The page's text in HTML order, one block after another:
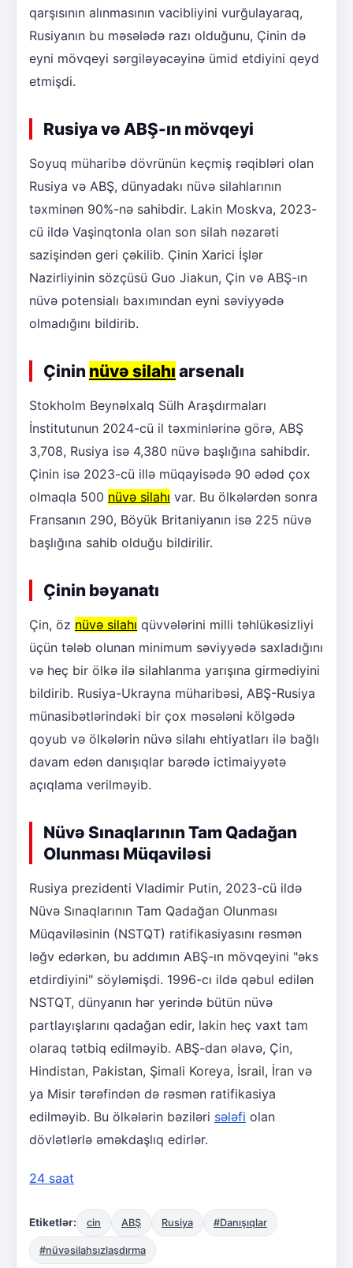
qarşısının alınmasının vacibliyini vurğulayaraq,
Rusiyanın bu məsələdə razı olduğunu, Çinin də
eyni mövqeyi sərgiləyəcəyinə ümid etdiyini qeyd
etmişdi.
Rusiya və ABŞ-ın mövqeyi
Soyuq müharibə dövrünün keçmiş rəqibləri olan
Rusiya və ABŞ, dünyadakı nüvə silahlarının
təxminən 90%-nə sahibdir. Lakin Moskva, 2023-
cü ildə Vaşinqtonla olan son silah nəzarəti
sazişindən geri çəkilib. Çinin Xarici İşlər
Nazirliyinin sözçüsü Guo Jiakun, Çin və ABŞ-ın
nüvə potensialı baxımından eyni səviyyədə
olmadığını bildirib.
Çinin nüvə silahı arsenalı
Stokholm Beynəlxalq Sülh Araşdırmaları
İnstitutunun 2024-cü il təxminlərinə görə, ABŞ
3,708, Rusiya isə 4,380 nüvə başlığına sahibdir.
Çinin isə 2023-cü illə müqayisədə 90 ədəd çox
olmaqla 500 nüvə silahı var. Bu ölkələrdən sonra
Fransanın 290, Böyük Britaniyanın isə 225 nüvə
başlığına sahib olduğu bildirilir.
Çinin bəyanatı
Çin, öz nüvə silahı qüvvələrini milli təhlükəsizliyi
üçün tələb olunan minimum səviyyədə saxladığını
və heç bir ölkə ilə silahlanma yarışına girmədiyini
bildirib. Rusiya-Ukrayna müharibəsi, ABŞ-Rusiya
münasibətlərindəki bir çox məsələni kölgədə
qoyub və ölkələrin nüvə silahı ehtiyatları ilə bağlı
davam edən danışıqlar barədə ictimaiyyətə
açıqlama verilməyib.
Nüvə Sınaqlarının Tam Qadağan
Olunması Müqaviləsi
Rusiya prezidenti Vladimir Putin, 2023-cü ildə
Nüvə Sınaqlarının Tam Qadağan Olunması
Müqaviləsinin (NSTQT) ratifikasiyasını rəsmən
ləğv edərkən, bu addımın ABŞ-ın mövqeyini "əks
etdirdiyini" söyləmişdi. 1996-cı ildə qəbul edilən
NSTQT, dünyanın hər yerində bütün nüvə
partlayışlarını qadağan edir, lakin heç vaxt tam
olaraq tətbiq edilməyib. ABŞ-dan əlavə, Çin,
Hindistan, Pakistan, Şimali Koreya, İsrail, İran və
ya Misir tərəfindən də rəsmən ratifikasiya
edilməyib. Bu ölkələrin bəziləri sələfi olan
dövlətlərlə əməkdaşlıq edirlər.
24 saat
Etiketlər: cin ABŞ Rusiya #Danışıqlar
#nüvəsilahsızlaşdırma